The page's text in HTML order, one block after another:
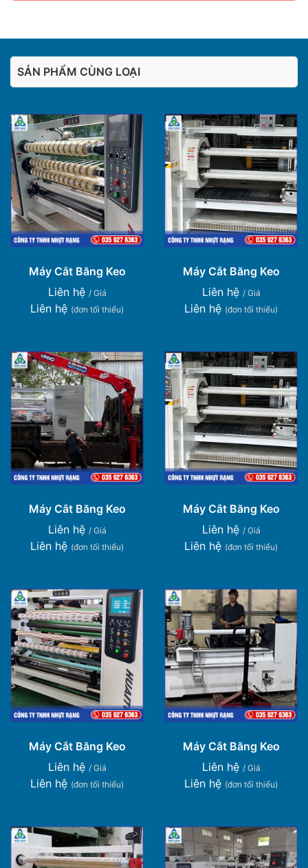
SẢN PHẨM CÙNG LOẠI
Máy Cắt Băng Keo
Liên hệ / Giá
Liên hệ (đơn tối thiểu)
Máy Cắt Băng Keo
Liên hệ / Giá
Liên hệ (đơn tối thiểu)
Máy Cắt Băng Keo
Liên hệ / Giá
Liên hệ (đơn tối thiểu)
Máy Cắt Băng Keo
Liên hệ / Giá
Liên hệ (đơn tối thiểu)
Máy Cắt Băng Keo
Liên hệ / Giá
Liên hệ (đơn tối thiểu)
Máy Cắt Băng Keo
Liên hệ / Giá
Liên hệ (đơn tối thiểu)